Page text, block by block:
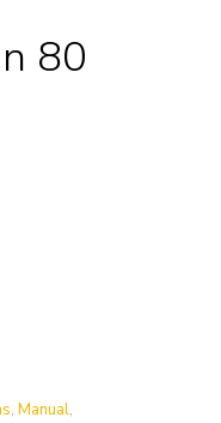
80
,Manual,